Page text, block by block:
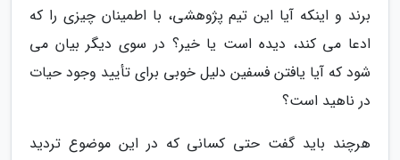
برند و اینکه آیا این تیم پژوهشی، با اطمینان چیزی را که
ادعا می کند، دیده است یا خیر؟ در سوی دیگر بیان می
شود که آیا یافتن فسفین دلیل خوبی برای تأیید وجود حیات
در ناهید است؟
هرچند باید گفت حتی کسانی که در این موضوع تردید